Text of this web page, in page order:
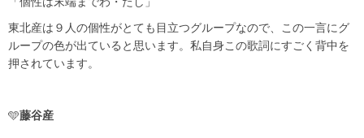
東北産は９人の個性がとても目立つグループなので、この一言にグ
ループの色が出ていると思います。私自身この歌詞にすごく背中を
押されています。
🩵藤谷産